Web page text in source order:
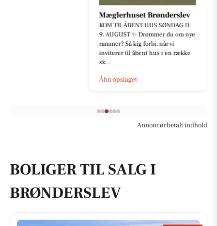
Mæglerhuset Brønderslev
KOM TIL ÅBENT HUS SØNDAG D.
9. AUGUST ✨ Drømmer du om nye
rammer? Så kig forbi, når vi
inviterer til åbent hus i en række
Annoncørbetalt indhold
BOLIGER TIL SALG I
BRØNDERSLEV